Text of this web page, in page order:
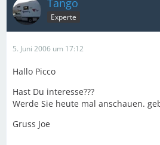
Tango
Experte
5. Juni 2006 um 17:12
Hallo Picco
Hast Du interesse???
Werde Sie heute mal anschauen.
Gruss Joe